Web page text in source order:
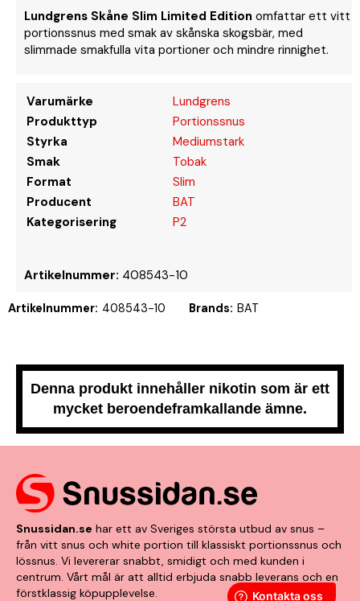
Lundgrens Skåne Slim Limited Edition omfattar ett vitt
portionssnus med smak av skånska skogsbär, med
slimmade smakfulla vita portioner och mindre rinnighet.
Varumärke
Lundgrens
Produkttyp
Portionssnus
Styrka
Mediumstark
Smak
Tobak
Format
Slim
Producent
BAT
Kategorisering
P2
Artikelnummer: 408543-10
Artikelnummer: 408543-10 Brands: BAT
Denna produkt innehåller nikotin som är ett
mycket beroendeframkallande ämne.
Snussidan.se har ett av Sveriges största utbud av snus –
från vitt snus och white portion till klassiskt portionssnus och
lössnus. Vi levererar snabbt, smidigt och med kunden i
centrum. Vårt mål är att alltid erbjuda snabb leverans och en
förstklassig köpupplevelse.